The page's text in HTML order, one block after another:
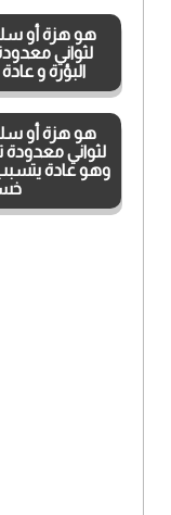
هو هزة أو
البؤرة و
هو هزة أو